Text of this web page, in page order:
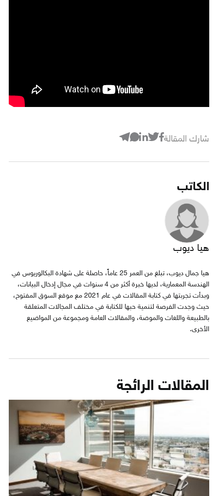
شارك المقالة
الكاتب
هيا ديوب
هيا جمال ديوب، تبلغ من العمر 25 عاماً، حاصلة على شهادة البكالوريوس في
الهندسة المعمارية، لديها خبرة أكثر من 4 سنوات في مجال إدخال البيانات،
وبدأت تجربتها في كتابة المقالات في عام 2021 مع موقع السوق المفتوح،
حيث وجدت الفرصة لتنمية حبها للكتابة في مختلف المجالات المتعلقة
بالطبيعة واللغات والموضة، والمقالات العامة ومجموعة من المواضيع
الأخرى.
المقالات الرائجة